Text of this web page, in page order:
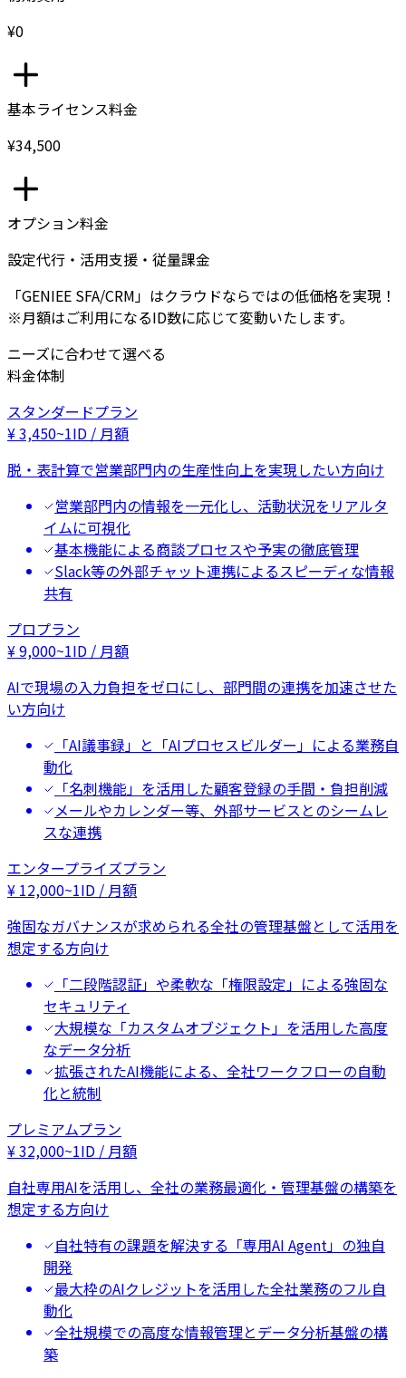
¥0
基本ライセンス料金
¥34,500
オプション料金
設定代行・活用支援・従量課金
「GENIEE SFA/CRM」はクラウドならではの低価格を実現！
※月額はご利用になるID数に応じて変動いたします。
ニーズに合わせて選べる
料金体制
スタンダードプラン
¥3,450~1ID / 月額
脱・表計算で営業部門内の生産性向上を実現したい方向け
営業部門内の情報を一元化し、活動状況をリアルタ
イムに可視化
基本機能による商談プロセスや予実の徹底管理
Slack等の外部チャット連携によるスピーディな情報
共有
プロプラン
¥9,000~1ID / 月額
AIで現場の入力負担をゼロにし、部門間の連携を加速させた
い方向け
「AI議事録」と「AIプロセスビルダー」による業務自
動化
「名刺機能」を活用した顧客登録の手間・負担削減
メールやカレンダー等、外部サービスとのシームレ
スな連携
エンタープライズプラン
¥ 12,000~1ID / 月額
強固なガバナンスが求められる全社の管理基盤として活用を
想定する方向け
「二段階認証」や柔軟な「権限設定」による強固な
セキュリティ
大規模な「カスタムオブジェクト」を活用した高度
なデータ分析
拡張されたAI機能による、全社ワークフローの自動
化と統制
プレミアムプラン
¥32,000~1ID / 月額
自社専用AIを活用し、全社の業務最適化・管理基盤の構築を
想定する方向け
自社特有の課題を解決する「専用AI Agent」の独自
開発
最大枠のAIクレジットを活用した全社業務のフル自
動化
全社規模での高度な情報管理とデータ分析基盤の構
築